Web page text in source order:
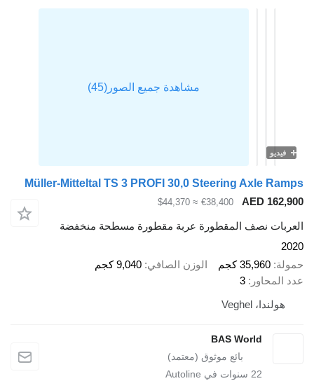
فيديو
Müller-Mitteltal TS 3 PROFI 30,0 Steering Axle Ramps
AED 162,900
€38,400
≈ $44,370
العربات نصف المقطورة عربة مقطورة مسطحة منخفضة
2020
حمولة 35,960 كجم الوزن الصافي 9,040 كجم
عدد المحاور
3
هولندا، Veghel
BAS World
22 سنوات في Autoline